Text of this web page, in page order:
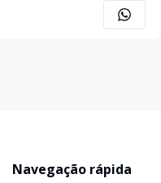
varanda com vista da
ou sala de TV co
Navegação rápida